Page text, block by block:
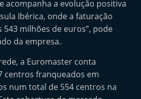
acompanha a evolução positiva
Ibérica, onde a faturação
543 milhões de euros”, pode
da empresa.
a Euromaster conta
centros franqueados em
num total de 554 centros na